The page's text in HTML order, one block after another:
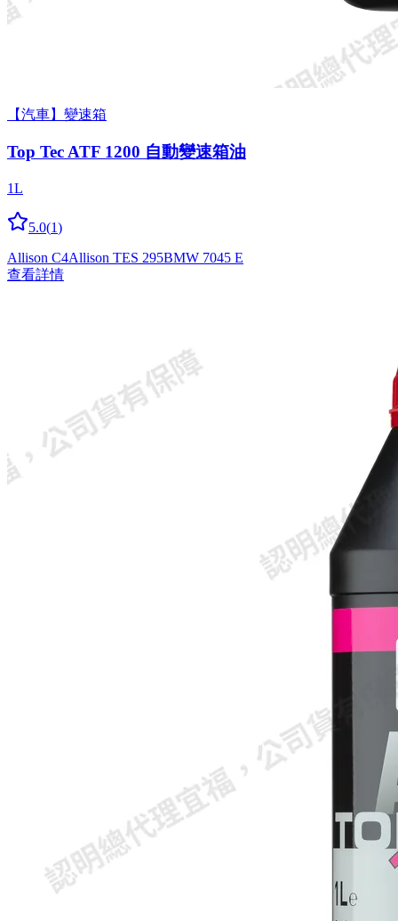
【汽車】變速箱
Top Tec ATF 1200 自動變速箱油
1L
5.0(1)
Allison C4Allison TES 295BMW 7045 E
查看詳情